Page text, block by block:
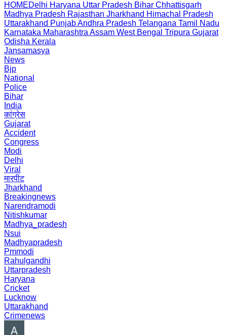
HOMEDelhi Haryana Uttar Pradesh Bihar Chhattisgarh
Madhya Pradesh Rajasthan Jharkhand Himachal Pradesh
Uttarakhand PunjabAndhra Pradesh Telangana Tamil Nadu
Karnataka Maharashtra Assam West Bengal Tripura Gujarat
Odisha Kerala
Jansamasya
News
Bjp
National
Police
Bihar
India
कांग्रेस
Gujarat
Accident
Congress
Modi
Delhi
Viral
मारपीट
Jharkhand
Breakingnews
Narendramodi
Nitishkumar
Madhya_pradesh
Nsui
Madhyapradesh
Pmmodi
Rahulgandhi
Uttarpradesh
Haryana
Cricket
Lucknow
Uttarakhand
Crimenews